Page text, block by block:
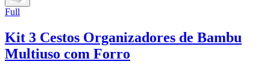
Full
Kit 3 Cestos Organizadores de Bambu
Multiuso com Forro